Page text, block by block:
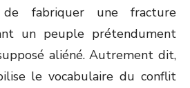
fabriquer une fracture
un peuple prétendument
aliéné. Autrement dit,
le vocabulaire du conflit